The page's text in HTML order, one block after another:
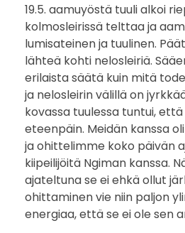
19.5. aamuyöstä tuuli alkoi
kolmosleirissä telttaa ja
lumisateinen ja tuulinen.
lähteä kohti nelosleiriä.
erilaista säätä kuin mitä
ja nelosleirin välillä on
kovassa tuulessa tuntui,
eteenpäin. Meidän kanssa
ja ohittelimme koko päivän
kiipeilijöitä Ngiman kanssa.
ajateltuna se ei ehkä ollut
ohittaminen vie niin paljon
energiaa, että se ei ole sen